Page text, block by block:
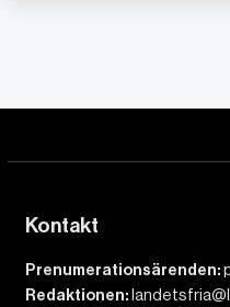
Kontakt
Prenumerationsärenden:
Redaktionen: